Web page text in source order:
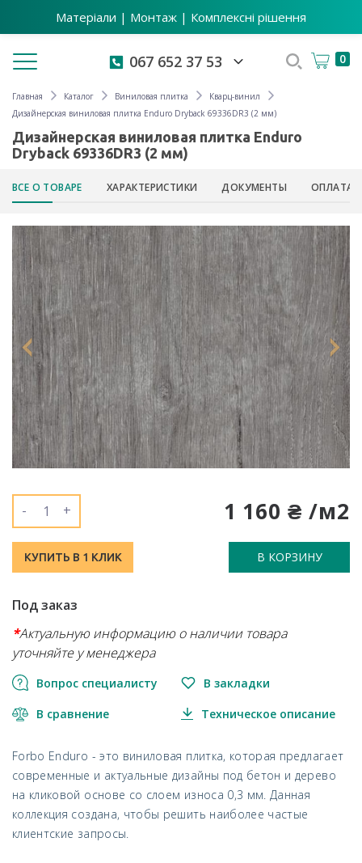
Матеріали | Монтаж | Комплексні рішення
Toggle navigation 067 652 37 53 0
Главная Каталог Виниловая плитка
Кварц-винил
Дизайнерская виниловая плитка Enduro Dryback 69336DR3 (2 мм)
Дизайнерская виниловая плитка Enduro
Dryback 69336DR3 (2 мм)
ВСЕ О ТОВАРЕ ХАРАКТЕРИСТИКИ ДОКУМЕНТЫ ОПЛАТА
1 160 ₴ /м2
- +
КУПИТЬ В 1 КЛИК В КОРЗИНУ
Под заказ
*Актуальную информацию о наличии товара
уточняйте у менеджера
Вопрос специалисту В закладки
В сравнение Техническое описание
Forbo Enduro - это виниловая плитка, которая предлагает
современные и актуальные дизайны под бетон и дерево
на кликовой основе со слоем износа 0,3 мм. Данная
коллекция создана, чтобы решить наиболее частые
клиентские запросы.